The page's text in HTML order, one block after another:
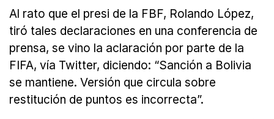
Al rato que el presi de la FBF, Rolando López,
tiró tales declaraciones en una conferencia de
prensa, se vino la aclaración por parte de la
FIFA, vía Twitter, diciendo: “Sanción a Bolivia
se mantiene. Versión que circula sobre
restitución de puntos es incorrecta”.